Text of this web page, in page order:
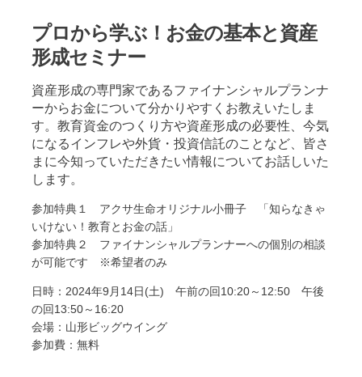
プロから学ぶ！お金の基本と資産
形成セミナー
資産形成の専門家であるファイナンシャルプランナ
ーからお金について分かりやすくお教えいたしま
す。教育資金のつくり方や資産形成の必要性、今気
になるインフレや外貨・投資信託のことなど、皆さ
まに今知っていただきたい情報についてお話しいた
します。
参加特典１ アクサ生命オリジナル小冊子 「知らなきゃ
いけない！教育とお金の話」
参加特典２ ファイナンシャルプランナーへの個別の相談
が可能です ※希望者のみ
日時：2024年9月14日(土) 午前の回10:20～12:50 午後
の回13:50～16:20
会場：山形ビッグウイング
参加費：無料